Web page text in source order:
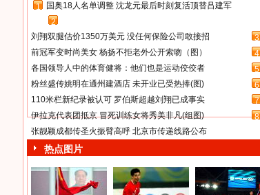
1
国奥18人名单调整 沈龙元最后时刻复活顶替吕建军
2
刘翔双腿估价1350万美元 没任何保险公司敢接招
3
前冠军变时尚美女 杨扬不拒老外公开索吻（图）
4
各国领导人中的体育健将：他们也是运动佼佼者
5
粉丝盛传姚明在通州建酒店 未开业已受热捧(图)
6
110米栏新纪录被认可 罗伯斯超越刘翔已成事实
7
伊拉克代表团抵京 冒死训练女将秀美非凡(组图)
8
张靓颖成都传圣火振臂高呼 北京市传递线路公布
热点图片